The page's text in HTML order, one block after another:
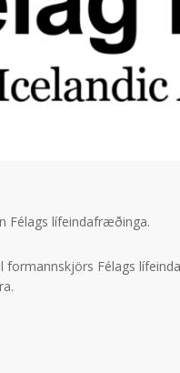
Félags lífeindafræðinga.
formannskjörs Félags